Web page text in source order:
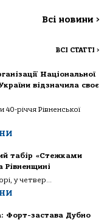
Всі новини >
ВСІ СТАТТІ >
Національної
відзначила своє
річчя Рівненської
табір «Стежками
Рівненщині
у четвер...
Форт-застава Дубно